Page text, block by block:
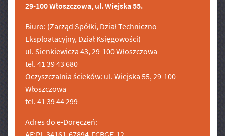
29-100 Włoszczowa, ul. Wiejska 55.
Biuro: (Zarząd Spółki, Dział Techniczno-
Eksploatacyjny, Dział Księgowości)
ul. Sienkiewicza 43, 29-100 Włoszczowa
tel. 41 39 43 680
Oczyszczalnia ścieków: ul. Wiejska 55, 29-100
Włoszczowa
tel. 41 39 44 299
Adres do e-Doręczeń: